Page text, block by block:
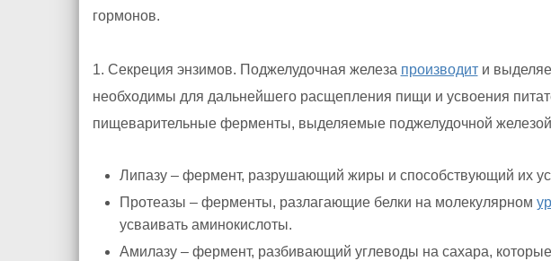
гормонов.
1. Секреция энзимов. Поджелудочная железа производити
необходимы для дальнейшего расщепления пищи и усвоения
пищеварительные ферменты, выделяемые поджелудочной
Липазу – фермент, разрушающий жиры и способствующий их
Протеазы – ферменты, разлагающие белки на молекулярном
усваивать аминокислоты.
Амилазу – фермент, разбивающий углеводы на сахара,